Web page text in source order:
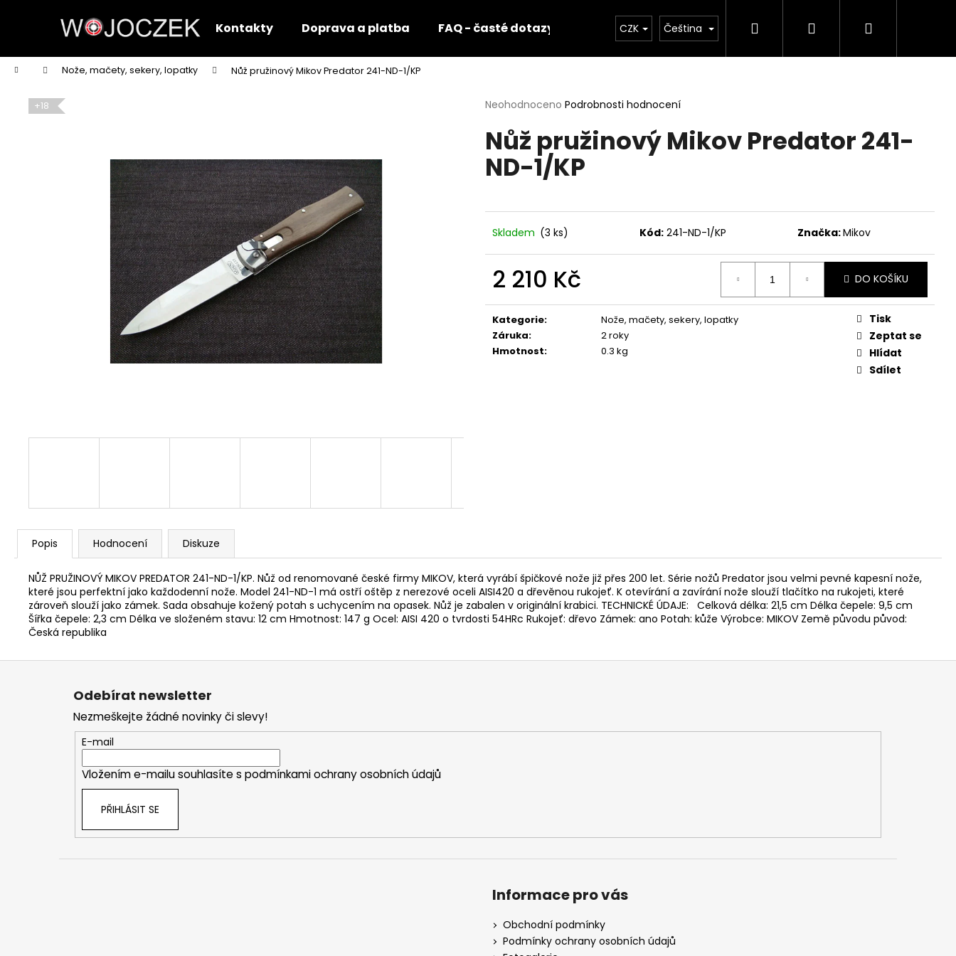
Kontakty Doprava a platba FAQ - časté dotazy Fotogalerie Důležité legislativní změny od 1. 1. 2026
CZK Čeština Hledat PřihlášeníNákupní
Domů Nože, mačety, sekery, lopatky Nůž pružinový Mikov Predator 241-ND-1/KP
Průměrné
produktu
je
0,0
Neohodnoceno Podrobnosti hodnocení
Nůž pružinový Mikov Predator 241-
ND-1/KP
Skladem (3 ks) Kód: 241-ND-1/KP Značka:Mikov
2 210 Kč
cena:
DO KOŠÍKU
Kategorie:
Nože, mačety, sekery, lopatky
Záruka:
2 roky
Hmotnost: 0.3 kg
Tisk
Zeptat se
Hlídat
Sdílet
+18
Popis Hodnocení Diskuze
NŮŽ PRUŽINOVÝ MIKOV PREDATOR 241-ND-1/KP. Nůž od renomované české firmy MIKOV, která vyrábí špičkové nože již přes 200 let. Série nožů Predator jsou velmi pevné kapesní nože,
které jsou perfektní jako každodenní nože. Model 241-ND-1 má ostří oštěp z nerezové oceli AISI420 a dřevěnou rukojeť. K otevírání a zavírání nože slouží tlačítko na rukojeti, které
zároveň slouží jako zámek. Sada obsahuje kožený potah s uchycením na opasek. Nůž je zabalen v originální krabici. TECHNICKÉ ÚDAJE: Celková délka: 21,5 cm Délka čepele: 9,5 cm
Šířka čepele: 2,3 cm Délka ve složeném stavu: 12 cm Hmotnost: 147 g Ocel: AISI 420 o tvrdosti 54HRc Rukojeť: dřevo Zámek: ano Potah: kůže Výrobce: MIKOV Země původu původ:
Česká republika
í
Zpět
do
obchodu
Zpět
do
obchodu
Co potřebujete najít?
HLEDAT
Doporučujeme
Následující
STARTOVACÍ NÁBOJE FIOCCHI 8MM
500 Kč
FLOBERT NÁBOJE ŠPIČATÉ 22
SELLIER&BELLOT, 6 MM
580 Kč
PLYN. NÁBOJE PV 9MM SLZNÉ REVOLVER
Z
Odebírat newsletter
Nezmeškejte žádné novinky či slevy!
E-mail
Vložením e-mailu souhlasíte s podmínkami ochrany osobních údajů
PŘIHLÁSIT SE
Informace pro vás
Obchodní podmínky
Podmínky ochrany osobních údajů